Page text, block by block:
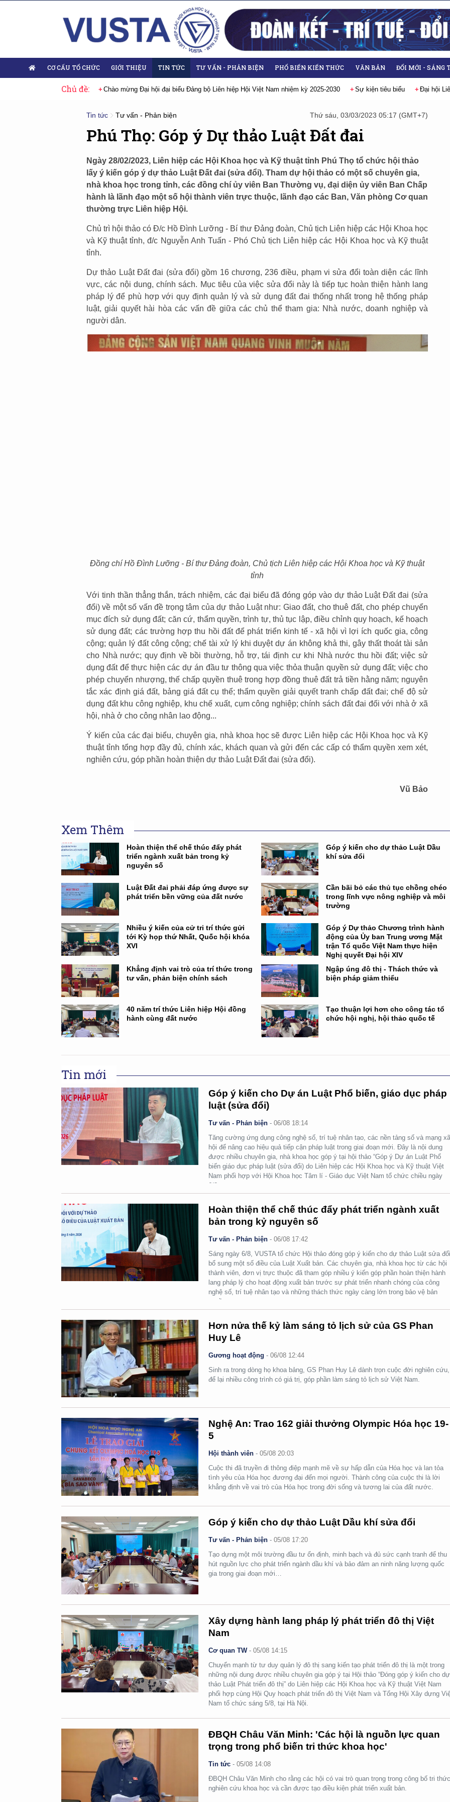
CƠ CẤU TỔ CHỨC GIỚI THIỆU TIN TỨC TƯ VẤN - PHẢN BIỆN PHỔ BIẾN KIẾN THỨC VĂN BẢN ĐỔI MỚI - SÁNG
Chủ đề:
đại biểu Đảng bộ Liên hiệp Hội Việt Nam nhiệm kỳ 2025-2030 Sự kiện tiêu biểu Đại hội Liên hiệp các Hội Khoa học và Kỹ thuật Việt Nam lần
Tin tức Tư vấn - Phản biện Thứ sáu, 03/03/2023 05:17 (GMT+7)
Phú Thọ: Góp ý Dự thảo Luật Đất đai
Ngày 28/02/2023, Liên hiệp các Hội Khoa học và Kỹ thuật tỉnh Phú Thọ tổ chức hội thảo
lấy ý kiến góp ý dự thảo Luật Đất đai (sửa đổi). Tham dự hội thảo có một số chuyên gia,
nhà khoa học trong tỉnh, các đồng chí ủy viên Ban Thường vụ, đại diện ủy viên Ban Chấp
hành là lãnh đạo một số hội thành viên trực thuộc, lãnh đạo các Ban, Văn phòng Cơ quan
thường trực Liên hiệp Hội.
Chủ trì hội thảo có Đ/c Hồ Đình Lưỡng - Bí thư Đảng đoàn, Chủ tịch Liên hiệp các Hội Khoa học
và Kỹ thuật tỉnh, đ/c Nguyễn Anh Tuấn - Phó Chủ tịch Liên hiệp các Hội Khoa học và Kỹ thuật
tỉnh.
Dự thảo Luật Đất đai (sửa đổi) gồm 16 chương, 236 điều, phạm vi sửa đổi toàn diện các lĩnh
vực, các nội dung, chính sách. Mục tiêu của việc sửa đổi này là tiếp tục hoàn thiện hành lang
pháp lý để phù hợp với quy định quản lý và sử dụng đất đai thống nhất trong hệ thống pháp
luật, giải quyết hài hòa các vấn đề giữa các chủ thể tham gia: Nhà nước, doanh nghiệp và
người dân.
Đồng chí Hồ Đình Lưỡng - Bí thư Đảng đoàn, Chủ tịch Liên hiệp các Hội Khoa học và Kỹ thuật
tỉnh
Với tinh thần thẳng thắn, trách nhiệm, các đại biểu đã đóng góp vào dự thảo Luật Đất đai (sửa
đổi) về một số vấn đề trọng tâm của dự thảo Luật như: Giao đất, cho thuê đất, cho phép chuyển
mục đích sử dụng đất; căn cứ, thẩm quyền, trình tự, thủ tục lập, điều chỉnh quy hoạch, kế hoạch
sử dụng đất; các trường hợp thu hồi đất để phát triển kinh tế - xã hội vì lợi ích quốc gia, công
cộng; quản lý đất công cộng; chế tài xử lý khi duyệt dự án không khả thi, gây thất thoát tài sản
cho Nhà nước; quy định về bồi thường, hỗ trợ, tái định cư khi Nhà nước thu hồi đất; việc sử
dụng đất để thực hiện các dự án đầu tư thông qua việc thỏa thuận quyền sử dụng đất; việc cho
phép chuyển nhượng, thế chấp quyền thuê trong hợp đồng thuê đất trả tiền hằng năm; nguyên
tắc xác định giá đất, bảng giá đất cụ thể; thẩm quyền giải quyết tranh chấp đất đai; chế độ sử
dụng đất khu công nghiệp, khu chế xuất, cụm công nghiệp; chính sách đất đai đối với nhà ở xã
hội, nhà ở cho công nhân lao động...
Ý kiến của các đại biểu, chuyên gia, nhà khoa học sẽ được Liên hiệp các Hội Khoa học và Kỹ
thuật tỉnh tổng hợp đầy đủ, chính xác, khách quan và gửi đến các cấp có thẩm quyền xem xét,
nghiên cứu, góp phần hoàn thiện dự thảo Luật Đất đai (sửa đổi).
Vũ Bảo
Xem Thêm
Hoàn thiện thể chế thúc đẩy phát
triển ngành xuất bản trong kỷ
nguyên số
Góp ý kiến cho dự thảo Luật Dầu
khí sửa đổi
Luật Đất đai phải đáp ứng được sự
phát triển bền vững của đất nước
Cần bãi bỏ các thủ tục chồng chéo
trong lĩnh vực nông nghiệp và môi
trường
Nhiều ý kiến của cử tri trí thức gửi
tới Kỳ họp thứ Nhất, Quốc hội khóa
XVI
Góp ý Dự thảo Chương trình hành
động của Ủy ban Trung ương Mặt
trận Tổ quốc Việt Nam thực hiện
Nghị quyết Đại hội XIV
Khẳng định vai trò của trí thức trong
tư vấn, phản biện chính sách
Ngập úng đô thị - Thách thức và
biện pháp giảm thiểu
40 năm trí thức Liên hiệp Hội đồng
hành cùng đất nước
Tạo thuận lợi hơn cho công tác tổ
chức hội nghị, hội thảo quốc tế
Tin mới
Góp ý kiến cho Dự án Luật Phổ biến, giáo dục pháp
luật (sửa đổi)
Tư vấn - Phản biện -06/08 18:14
Tăng cường ứng dụng công nghệ số, trí tuệ nhân tạo, các nền tảng số và mạng
hội để nâng cao hiệu quả tiếp cận pháp luật trong giai đoạn mới. Đây là nội dung
được nhiều chuyên gia, nhà khoa học góp ý tại hội thảo “Góp ý Dự án Luật Phổ
biến giáo dục pháp luật (sửa đổi) do Liên hiệp các Hội Khoa học và Kỹ thuật Việt
Nam phối hợp với Hội Khoa học Tâm lí - Giáo dục Việt Nam tổ chức chiều ngày
6/8.
Hoàn thiện thể chế thúc đẩy phát triển ngành xuất
bản trong kỷ nguyên số
Tư vấn - Phản biện -06/08 17:42
Sáng ngày 6/8, VUSTA tổ chức Hội thảo đóng góp ý kiến cho dự thảo Luật sửa
bổ sung một số điều của Luật Xuất bản. Các chuyên gia, nhà khoa học từ các hội
thành viên, đơn vị trực thuộc đã tham góp nhiều ý kiến góp phần hoàn thiện hành
lang pháp lý cho hoạt động xuất bản trước sự phát triển nhanh chóng của công
nghệ số, trí tuệ nhân tạo và những thách thức ngày càng lớn trong bảo vệ bản
quyền.
Hơn nửa thế kỷ làm sáng tỏ lịch sử của GS Phan
Huy Lê
Gương hoạt động -06/08 12:44
Sinh ra trong dòng họ khoa bảng, GS Phan Huy Lê dành trọn cuộc đời nghiên cứu,
để lại nhiều công trình có giá trị, góp phần làm sáng tỏ lịch sử Việt Nam.
Nghệ An: Trao 162 giải thưởng Olympic Hóa học 19-
5
Hội thành viên -05/08 20:03
Cuộc thi đã truyền đi thông điệp mạnh mẽ về sự hấp dẫn của Hóa học và lan tỏa
tình yêu của Hóa học đương đại đến mọi người. Thành công của cuộc thi là lời
khẳng định về vai trò của Hóa học trong đời sống và tương lai của đất nước.
Góp ý kiến cho dự thảo Luật Dầu khí sửa đổi
Tư vấn - Phản biện -05/08 17:20
Tạo dựng một môi trường đầu tư ổn định, minh bạch và đủ sức cạnh tranh để thu
hút nguồn lực cho phát triển ngành dầu khí và bảo đảm an ninh năng lượng quốc
gia trong giai đoạn mới…
Xây dựng hành lang pháp lý phát triển đô thị Việt
Nam
Cơ quan TW-05/08 14:15
Chuyển mạnh từ tư duy quản lý đô thị sang kiến tạo phát triển đô thị là một trong
những nội dung được nhiều chuyên gia góp ý tại Hội thảo “Đóng góp ý kiến cho dự
thảo Luật Phát triển đô thị” do Liên hiệp các Hội Khoa học và Kỹ thuật Việt Nam
phối hợp cùng Hội Quy hoạch phát triển đô thị Việt Nam và Tổng Hội Xây dựng
Nam tổ chức sáng 5/8, tại Hà Nội.
ĐBQH Châu Văn Minh: 'Các hội là nguồn lực quan
trọng trong phổ biến tri thức khoa học'
Tin tức -05/08 14:08
ĐBQH Châu Văn Minh cho rằng các hội có vai trò quan trọng trong công bố tri
nghiên cứu khoa học và cần được tạo điều kiện phát triển xuất bản.